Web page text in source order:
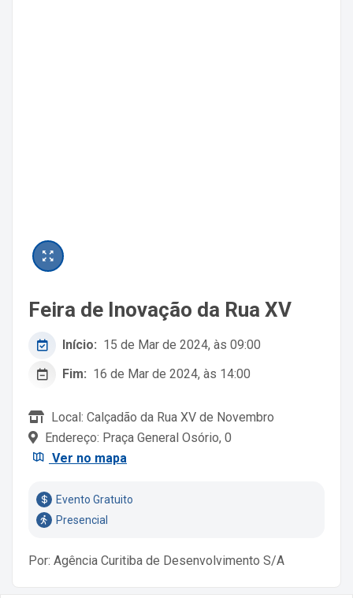
Feira de Inovação da Rua XV
Início: 15 de Mar de 2024, às 09:00
Fim: 16 de Mar de 2024, às 14:00
Local: Calçadão da Rua XV de Novembro
Endereço: Praça General Osório, 0
Ver no mapa
Evento Gratuito
Presencial
Por: Agência Curitiba de Desenvolvimento S/A